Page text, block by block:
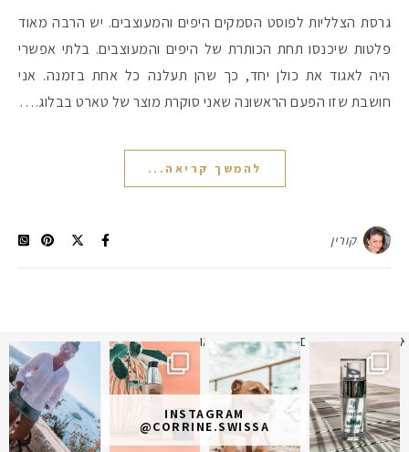
אומרים שאם
גרסת הצלליות לפוסט הסמקים היפים והמעוצבים. יש הרבה מאוד
פלטות שיכנסו תחת הכותרת של היפים והמעוצבים. בלתי אפשרי
היה לאגוד את כולן יחד, כך שהן תעלנה כל אחת בזמנה. אני
חושבת שזו הפעם הראשונה שאני סוקרת מוצר של טארט בבלוג.…
להמשך קריאה...
קורין
INSTAGRAM
@CORRINE.SWISSA
תמונה כבר חודשיים
איזו אהבתם יותר? הראשונה או